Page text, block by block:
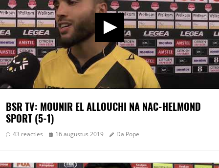
BSR TV: MOUNIR EL ALLOUCHI NA NAC-HELMOND
SPORT (5-1)
43 reacties 16 augustus 2019 Da Pope